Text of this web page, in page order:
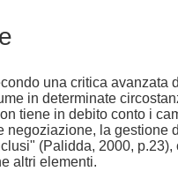
una critica
in determinate
tiene in debito conto i
la
(Palidda, 2000,
altri elementi.